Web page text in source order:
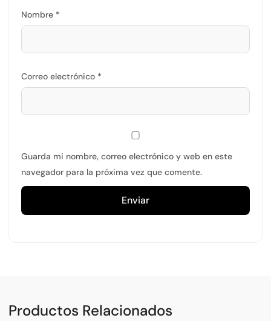
Nombre *
Correo electrónico *
Guarda mi nombre, correo electrónico y web en este
navegador para la próxima vez que comente.
Productos Relacionados